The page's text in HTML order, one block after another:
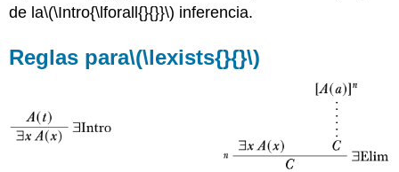
de la\(\Intro{\lforall{}{}}\) inferencia.
Reglas para\(\lexists{}{}\)